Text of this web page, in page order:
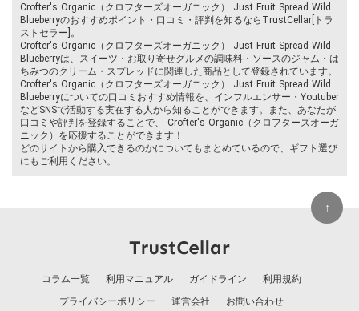
Crofter's Organic（クロフターズオーガニック） Just Fruit Spread Wild
Blueberryのおすすめポイント・口コミ・評判を知るならTrustCellar[トラ
ストセラー]。
Crofter's Organic（クロフターズオーガニック） Just Fruit Spread Wild
Blueberryは、スイーツ・お取り寄せグルメの調味料・ソースのジャム・は
ちみつのクリーム・スプレッドに関連した商品として登録されています。
Crofter's Organic（クロフターズオーガニック） Just Fruit Spread Wild
Blueberryについての口コミおすすめ情報を、インフルエンサー・Youtuber
などSNSで活動する実在する人から知ることができます。また、あなたが
口コミや評判を登録することで、 Crofter's Organic（クロフターズオーガ
ニック）を応援することができます！
どのサイトから購入できるのかについてもまとめているので、ギフト選び
にもご利用ください。
コラム一覧 利用マニュアル ガイドライン
利用規約
プライバシーポリシー
運営会社 お問い合わせ
↑